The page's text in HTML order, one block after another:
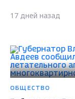
17 дней назад
ОБЩЕСТВО